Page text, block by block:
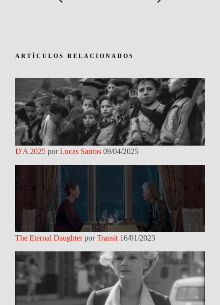
ARTÍCULOS RELACIONADOS
D'A 2025 porLucas Santos 09/04/2025
The Eternal DaughterporTransit 16/01/2023